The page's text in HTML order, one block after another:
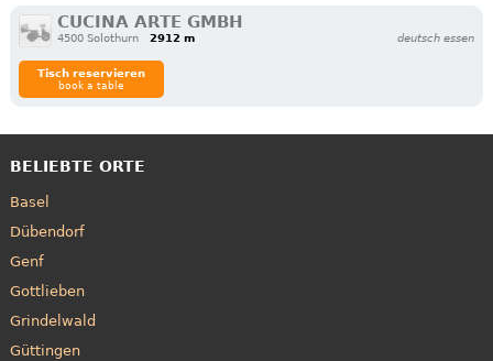
CUCINA ARTE GMBH
4500 Solothurn 2912 m deutsch essen
Tisch reservieren
book a table
BELIEBTE ORTE
Basel
Dübendorf
Genf
Gottlieben
Grindelwald
Güttingen